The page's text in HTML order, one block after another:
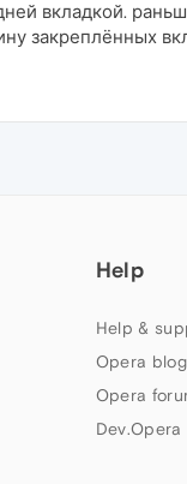
вкладкой.
закреплённых
Help
Help &
Opera
Opera
Dev.Opera